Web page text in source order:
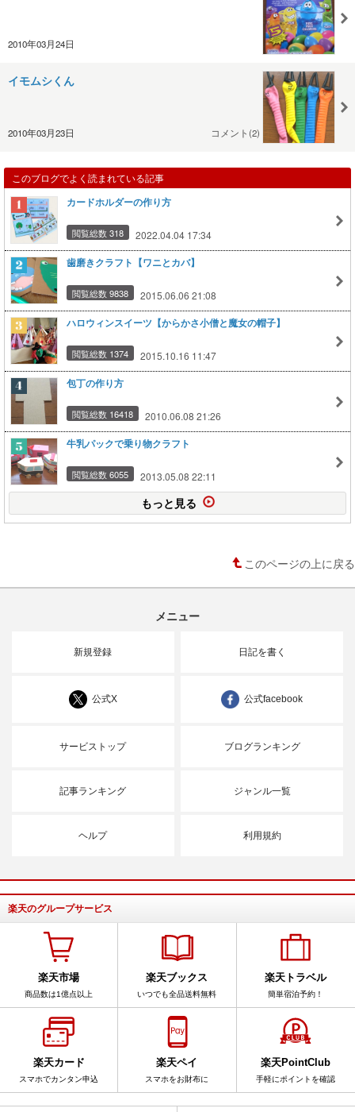
2010年03月24日
イモムシくん
2010年03月23日 コメント(2)
このブログでよく読まれている記事
カードホルダーの作り方
閲覧総数 318 2022.04.04 17:34
歯磨きクラフト【ワニとカバ】
閲覧総数 9838 2015.06.06 21:08
ハロウィンスイーツ【からかさ小僧と魔女の帽子】
閲覧総数 1374 2015.10.16 11:47
包丁の作り方
閲覧総数 16418 2010.06.08 21:26
牛乳パックで乗り物クラフト
閲覧総数 6055 2013.05.08 22:11
もっと見る
このページの上に戻る
メニュー
新規登録 日記を書く
公式X 公式facebook
サービストップ ブログランキング
記事ランキング ジャンル一覧
ヘルプ 利用規約
楽天のグループサービス
楽天市場
商品数は1億点以上
楽天ブックス
いつでも全品送料無料
楽天トラベル
簡単宿泊予約！
楽天カード
スマホでカンタン申込
楽天ペイ
スマホをお財布に
楽天PointClub
手軽にポイントを確認